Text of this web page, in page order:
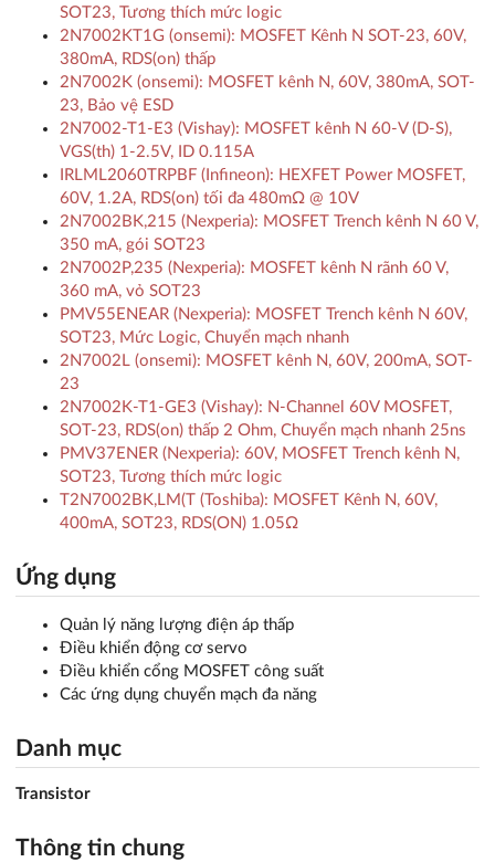
SOT23, Tương thích mức logic
2N7002KT1G (onsemi): MOSFET Kênh N SOT-23, 60V,
380mA, RDS(on) thấp
2N7002K (onsemi): MOSFET kênh N, 60V, 380mA, SOT-
23, Bảo vệ ESD
2N7002-T1-E3 (Vishay): MOSFET kênh N 60-V (D-S),
VGS(th) 1-2.5V, ID 0.115A
IRLML2060TRPBF (Infineon): HEXFET Power MOSFET,
60V, 1.2A, RDS(on) tối đa 480mΩ @ 10V
2N7002BK,215 (Nexperia): MOSFET Trench kênh N 60 V,
350 mA, gói SOT23
2N7002P,235 (Nexperia): MOSFET kênh N rãnh 60 V,
360 mA, vỏ SOT23
PMV55ENEAR (Nexperia): MOSFET Trench kênh N 60V,
SOT23, Mức Logic, Chuyển mạch nhanh
2N7002L (onsemi): MOSFET kênh N, 60V, 200mA, SOT-
23
2N7002K-T1-GE3 (Vishay): N-Channel 60V MOSFET,
SOT-23, RDS(on) thấp 2 Ohm, Chuyển mạch nhanh 25ns
PMV37ENER (Nexperia): 60V, MOSFET Trench kênh N,
SOT23, Tương thích mức logic
T2N7002BK,LM(T (Toshiba): MOSFET Kênh N, 60V,
400mA, SOT23, RDS(ON) 1.05Ω
Ứng dụng
Quản lý năng lượng điện áp thấp
Điều khiển động cơ servo
Điều khiển cổng MOSFET công suất
Các ứng dụng chuyển mạch đa năng
Danh mục
Transistor
Thông tin chung